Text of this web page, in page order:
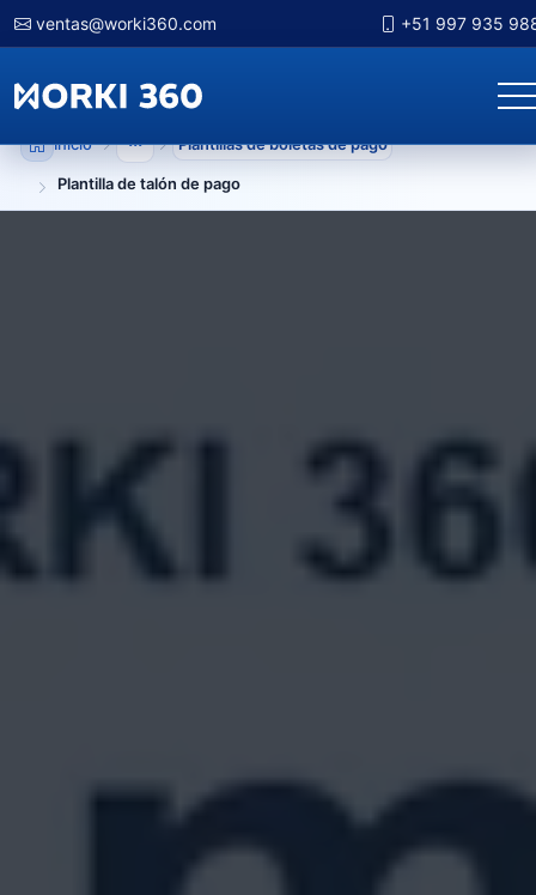
ventas@worki360.com +51 997 935
Inicio Mostrar niveles anteriores
Plantillas de boletas de pago
Plantilla de talón de pago